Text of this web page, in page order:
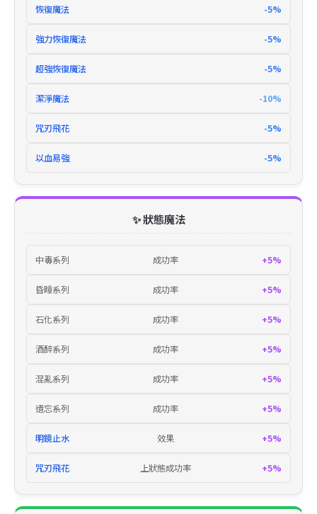
恢復魔法 -5%
強力恢復魔法 -5%
超強恢復魔法 -5%
潔淨魔法 -10%
咒刃飛花 -5%
以血易強 -5%
✨ 狀態魔法
中毒系列 成功率 +5%
昏睡系列 成功率 +5%
石化系列 成功率 +5%
酒醉系列 成功率 +5%
混亂系列 成功率 +5%
遺忘系列 成功率 +5%
明鏡止水 效果 +5%
咒刃飛花 上狀態成功率 +5%